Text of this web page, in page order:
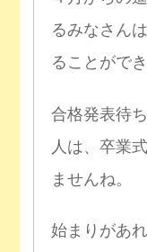
るみなさん
ることがで
合格発表待
人は、卒業
ませんね。
始まりがあ